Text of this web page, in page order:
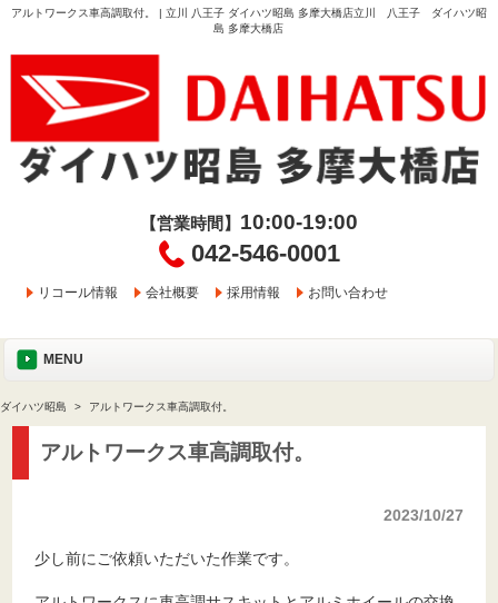
アルトワークス車高調取付。 | 立川 八王子 ダイハツ昭島 多摩大橋店立川 八王子 ダイハツ昭
島 多摩大橋店
【営業時間】 10:00-19:00
042-546-0001
リコール情報 会社概要 採用情報 お問い合わせ
MENU
ダイハツ昭島 アルトワークス車高調取付。
アルトワークス車高調取付。
2023/10/27
少し前にご依頼いただいた作業です。